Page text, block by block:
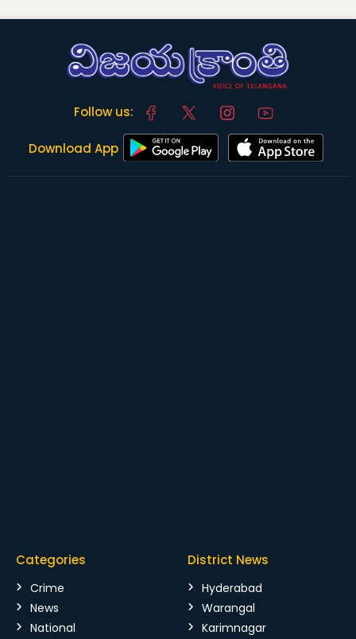
Follow us:
Download App
Categories
Crime
News
National
District News
Hyderabad
Warangal
Karimnagar